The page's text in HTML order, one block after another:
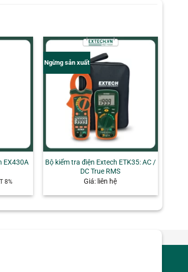
EX430A
8%
Ngừng sản xuất
Bộ kiểm tra điện Extech ETK35: AC /
DC True RMS
Giá: liên hệ